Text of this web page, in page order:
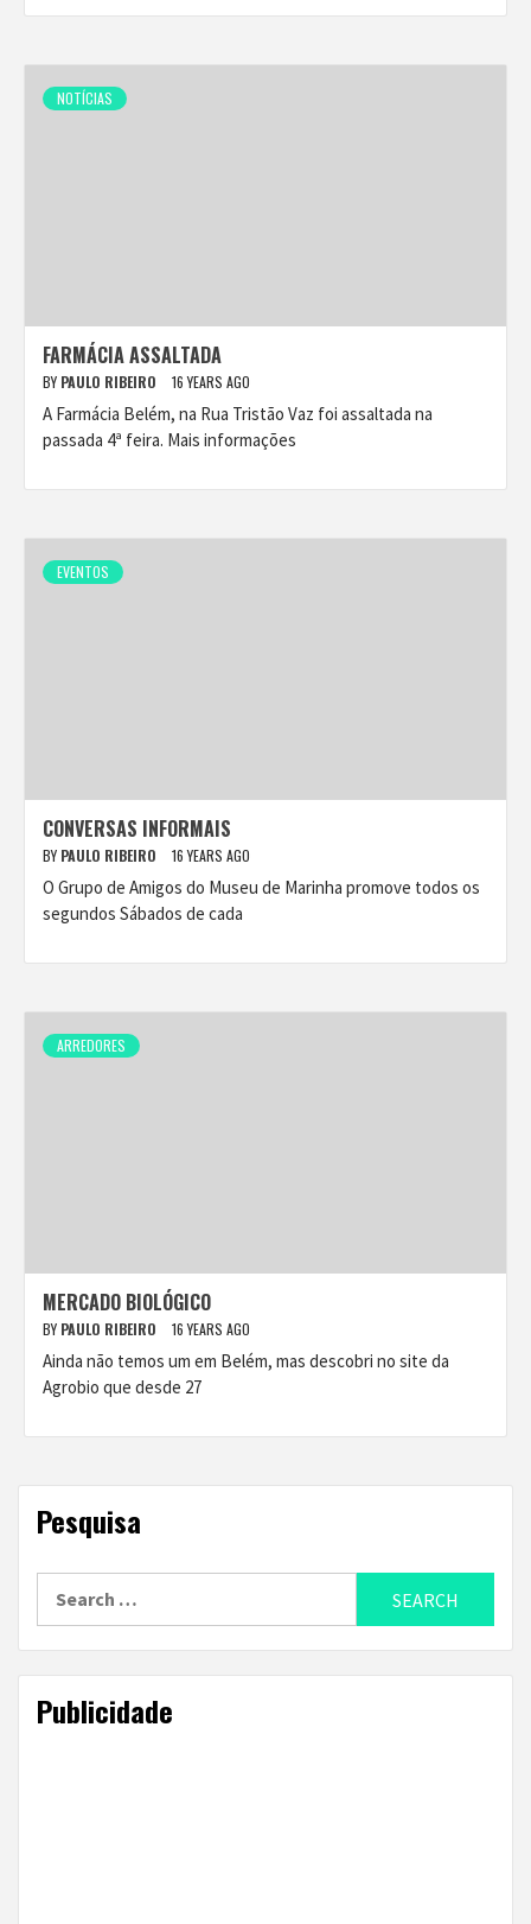
NOTÍCIAS
FARMÁCIA ASSALTADA
BY PAULO RIBEIRO 16 YEARS AGO
A Farmácia Belém, na Rua Tristão Vaz foi assaltada na
passada 4ª feira. Mais informações
EVENTOS
CONVERSAS INFORMAIS
BY PAULO RIBEIRO 16 YEARS AGO
O Grupo de Amigos do Museu de Marinha promove todos os
segundos Sábados de cada
ARREDORES
MERCADO BIOLÓGICO
BY PAULO RIBEIRO 16 YEARS AGO
Ainda não temos um em Belém, mas descobri no site da
Agrobio que desde 27
Pesquisa
Publicidade